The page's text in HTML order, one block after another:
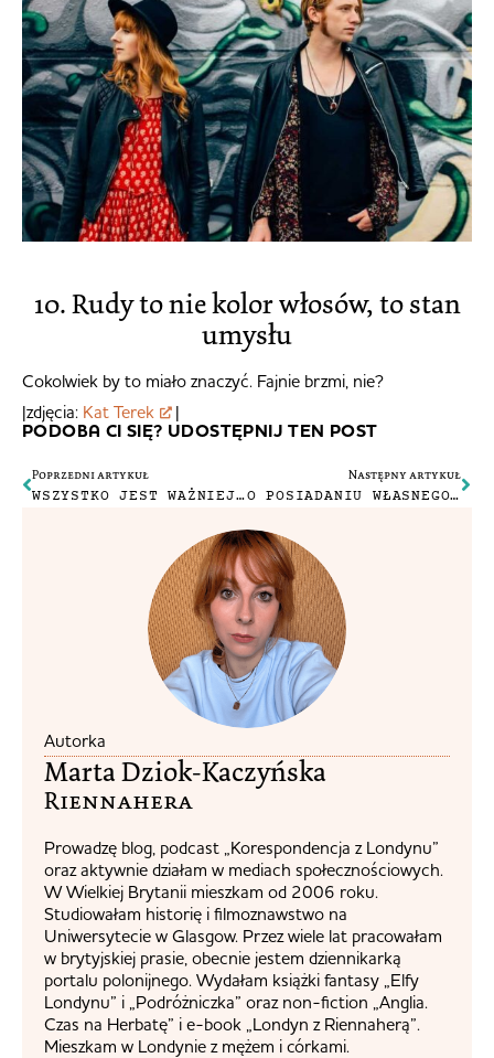
10. Rudy to nie kolor włosów, to stan
umysłu
Cokolwiek by to miało znaczyć. Fajnie brzmi, nie?
|zdjęcia: Kat Terek |
PODOBA CI SIĘ? UDOSTĘPNIJ TEN POST
Poprzedni artykuł
WSZYSTKO JEST WAŻNIEJSZE NIŻ PRACA
Następny artykuł
O POSIADANIU WŁASNEGO ŚWIATA
Autorka
Marta Dziok-Kaczyńska
Riennahera​
Prowadzę blog, podcast „Korespondencja z Londynu”
oraz aktywnie działam w mediach społecznościowych.
W Wielkiej Brytanii mieszkam od 2006 roku.
Studiowałam historię i filmoznawstwo na
Uniwersytecie w Glasgow. Przez wiele lat pracowałam
w brytyjskiej prasie, obecnie jestem dziennikarką
portalu polonijnego. Wydałam książki fantasy „Elfy
Londynu” i „Podróżniczka” oraz non-fiction „Anglia.
Czas na Herbatę” i e-book „Londyn z Riennaherą”.
Mieszkam w Londynie z mężem i córkami.